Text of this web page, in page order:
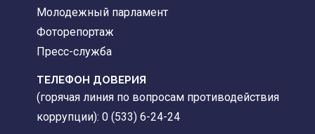
Молодежный парламент
Фоторепортаж
Пресс-служба
ТЕЛЕФОН ДОВЕРИЯ
(горячая линия по вопросам противодействия
коррупции): 0 (533) 6-24-24